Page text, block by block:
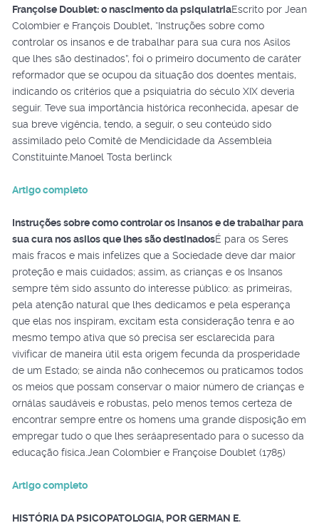
Françoise Doublet: o nascimento da psiquiatriaEscrito por Jean
Colombier e François Doublet, “Instruções sobre como
controlar os insanos e de trabalhar para sua cura nos Asilos
que lhes são destinados”, foi o primeiro documento de caráter
reformador que se ocupou da situação dos doentes mentais,
indicando os critérios que a psiquiatria do século XIX deveria
seguir. Teve sua importância histórica reconhecida, apesar de
sua breve vigência, tendo, a seguir, o seu conteúdo sido
assimilado pelo Comitê de Mendicidade da Assembleia
Constituinte.Manoel Tosta berlinck
Artigo completo
Instruções sobre como controlar os insanos e de trabalhar para
sua cura nos asilos que lhes são destinadosÉ para os Seres
mais fracos e mais infelizes que a Sociedade deve dar maior
proteção e mais cuidados; assim, as crianças e os Insanos
sempre têm sido assunto do interesse público: as primeiras,
pela atenção natural que lhes dedicamos e pela esperança
que elas nos inspiram, excitam esta consideração tenra e ao
mesmo tempo ativa que só precisa ser esclarecida para
vivificar de maneira útil esta origem fecunda da prosperidade
de um Estado; se ainda não conhecemos ou praticamos todos
os meios que possam conservar o maior número de crianças e
ornálas saudáveis e robustas, pelo menos temos certeza de
encontrar sempre entre os homens uma grande disposição em
empregar tudo o que lhes seráapresentado para o sucesso da
educação física.Jean Colombier e Françoise Doublet (1785)
Artigo completo
HISTÓRIA DA PSICOPATOLOGIA, POR GERMAN E.